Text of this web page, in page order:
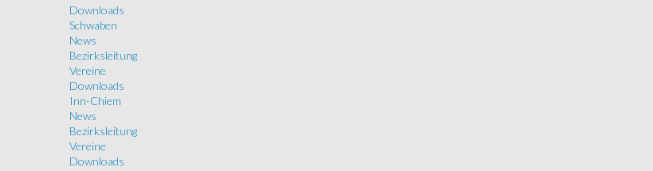
Downloads
Schwaben
News
Bezirksleitung
Vereine
Downloads
Inn-Chiem
News
Bezirksleitung
Vereine
Downloads